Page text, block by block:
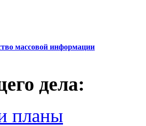
массовой информации
дела:
планы